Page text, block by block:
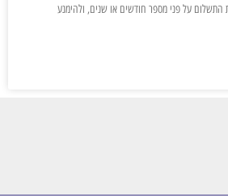
על פני מספר חודשים או שנים, ולהימנע